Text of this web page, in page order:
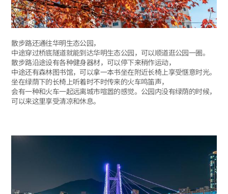
散步路还通往华明生态公园，
中途穿过桥底隧道就能到达华明生态公园，可以顺道逛公园一圈。
散步路沿途设有各种健身器材，可以停下来稍作运动，
中途还有森林图书馆，可以拿一本书坐在附近长椅上享受惬意时光。
坐在绿荫下的长椅上听着时不时传来的火车鸣笛声，
会有一种和火车一起远离城市喧嚣的感觉。公园内没有绿荫的时候，
可以来这里享受清凉和休息。